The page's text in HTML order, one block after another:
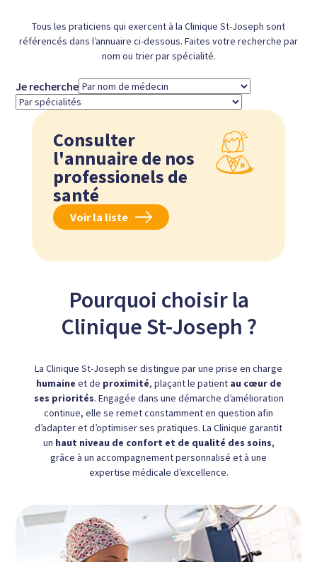
Tous les praticiens qui exercent à la Clinique St-Joseph sont
référencés dans l’annuaire ci-dessous. Faites votre recherche par
nom ou trier par spécialité.
Je recherche
Recherche
par
Recherche
spécialitésConsulter
l'annuaire de nos
professionels de
santé
Voir la liste
Pourquoi choisir la
Clinique St-Joseph ?
La Clinique St-Joseph se distingue par une prise en charge
humaine et de proximité, plaçant le patientau cœur de
ses priorités. Engagée dans une démarche d’amélioration
continue, elle se remet constamment en question afin
d’adapter et d’optimiser ses pratiques. La Clinique garantit
un haut niveau de confort et de qualité des soins,
grâce à un accompagnement personnalisé et à une
expertise médicale d’excellence.